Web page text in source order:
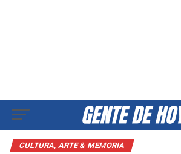
CULTURA, ARTE & MEMORIA